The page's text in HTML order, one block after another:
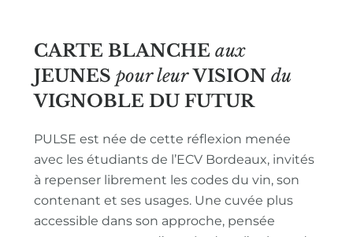
CARTE BLANCHE aux
JEUNES pour leur VISION du
VIGNOBLE DU FUTUR
PULSE est née de cette réflexion menée
avec les étudiants de l’ECV Bordeaux, invités
à repenser librement les codes du vin, son
contenant et ses usages. Une cuvée plus
accessible dans son approche, pensée